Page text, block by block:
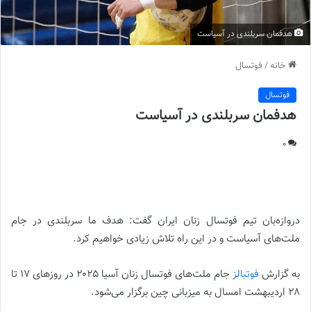
هدفمان سربلندی در آسیاست
خانه/ فوتسال
فوتسال
هدفمان سربلندی در آسیاست
0
دروازه‌بان تیم فوتسال زنان ایران گفت: هدف ما سربلندی در جام
ملت‌های آسیاست و در این راه تلاش زیادی خواهیم کرد.
به گزارش فوتبالز
جام ملت‌های فوتسال زنان آسیا ۲۰۲۵ در روزهای ۱۷ تا
۲۸ اردیبهشت‌ امسال به میزبانی چین برگزار می‌شود.